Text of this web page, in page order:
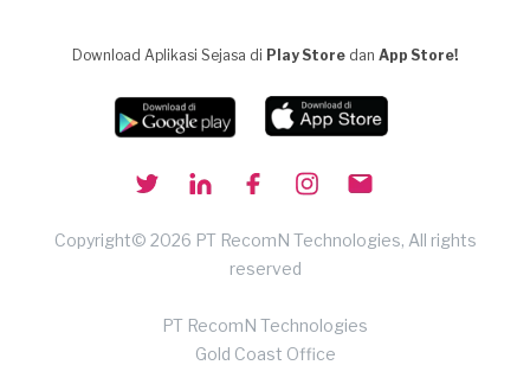
Download Aplikasi Sejasa di Play Store dan App Store!
Copyright© 2026 PT RecomN Technologies, All rights
reserved
PT RecomN Technologies
Gold Coast Office